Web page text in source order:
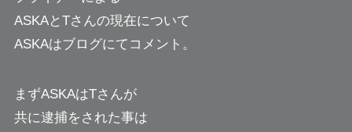
ASKAとTさんの現在について
ASKAはブログにてコメント。
まずASKAはTさんが
共に逮捕をされた事は